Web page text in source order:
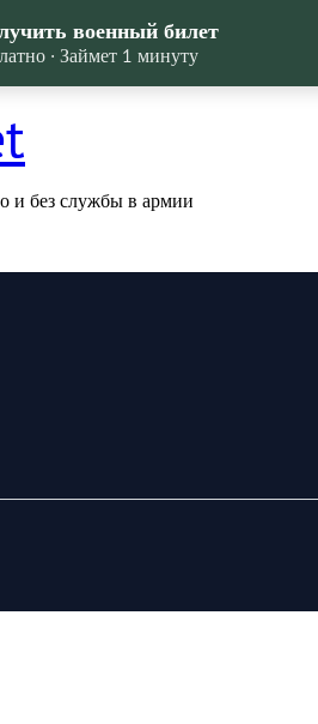
и без службы в армии
военный билет
· Займет 1 минуту